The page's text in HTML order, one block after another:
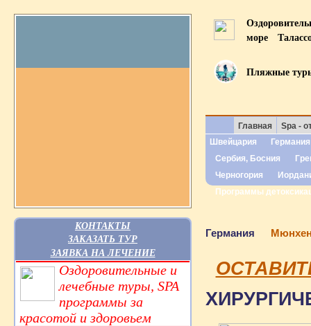
КОНТАКТЫ
ЗАКАЗАТЬ ТУР
ЗАЯВКА НА ЛЕЧЕНИЕ
Оздоровительные и
лечебные туры, SPA
программы за
красотой и здоровьем
море
Пляжные
Главная
Spa -
Швейцария
Германия
Сербия, Босния
Черногория
Программы
Германия